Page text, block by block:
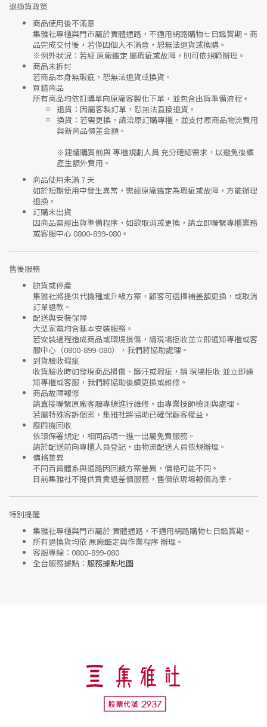
退換貨政策
商品使用後不滿意
集雅社專櫃與門市屬於實體通路，不適用網路購物七日鑑賞期 。商
品完成交付後，若僅因個人不滿意，恕無法退貨或換購。
※例外狀況：若經 原廠鑑定 屬瑕疵或故障，則可依規範辦理。
商品未拆封
若商品本身無瑕疵，恕無法退貨或換貨。
買錯商品
所有商品均依訂購單向原廠客製化下單 ，並包含出貨準備流程。
退貨 ：因屬客製訂單，恕無法直接退貨。
換貨 ：若需更換，請洽原訂購專櫃，並支付原商品物流費用
與新商品價差金額 。
※建議購買前與專櫃規劃人員 充分確認需求，以避免後續
產生額外費用。
商品使用未滿 7 天
如於短期使用中發生異常，需經原廠鑑定為瑕疵或故障，方能辦理
退換。
訂購未出貨
因商品需經出貨準備程序，如欲取消或更換，請立即聯繫專櫃業務
或客服中心 0800-899-080 。
售後服務
缺貨或停產
集雅社將提供代機種或升級方案 ，顧客可選擇補差額更換，或取消
訂單退款。
配送與安裝保障
大型家電均含基本安裝服務。
若安裝過程造成商品或環境損傷，請現場拒收並立即通知專櫃或客
服中心 （0800-899-080），我們將協助處理。
到貨驗收瑕疵
收貨驗收時如發現商品損傷、髒汙或瑕疵 ，請 現場拒收 並立即通
知專櫃或客服，我們將協助後續更換或維修。
商品故障報修
請直接聯繫原廠客服專線進行維修，由專業技師檢測與處理。
若屬特殊客訴個案，集雅社將協助已確保顧客權益。
廢四機回收
依環保署規定，相同品項一進一出屬免費服務。
請於配送前向專櫃人員登記，由物流配送人員依規辦理。
價格差異
不同百貨體系與通路因回饋方案差異，價格可能不同。
目前集雅社不提供買貴退差價服務 ，售價依現場報價為準。
特別提醒
集雅社專櫃與門市屬於 實體通路，不適用網路購物七日鑑賞期 。
所有退換貨均依 原廠鑑定與作業程序辦理。
客服專線： 0800-899-080
全台服務據點： 服務據點地圖